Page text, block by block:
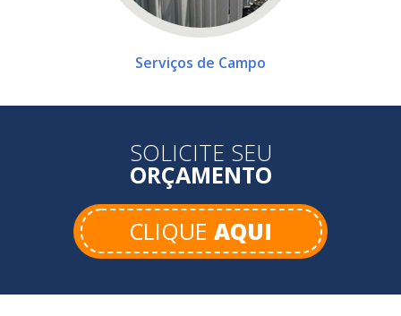
Serviços de Campo
SOLICITE SEU
ORÇAMENTO
CLIQUE AQUI